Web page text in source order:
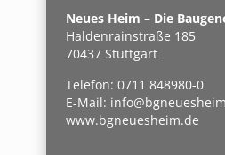
Neues Heim – Die
Haldenrainstraße 185
70437 Stuttgart
Telefon:0711 848980-0
E-Mail:
www.bgneuesheim.de